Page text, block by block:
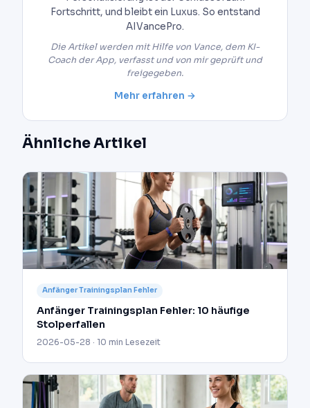
Fortschritt, und bleibt ein Luxus. So entstand
AIVancePro.
Die Artikel werden mit Hilfe von Vance, dem KI-
Coach der App, verfasst und von mir geprüft und
freigegeben.
Mehr erfahren →
Ähnliche Artikel
Anfänger Trainingsplan Fehler
Anfänger Trainingsplan Fehler: 10 häufige
Stolperfallen
2026-05-28 · 10 min Lesezeit